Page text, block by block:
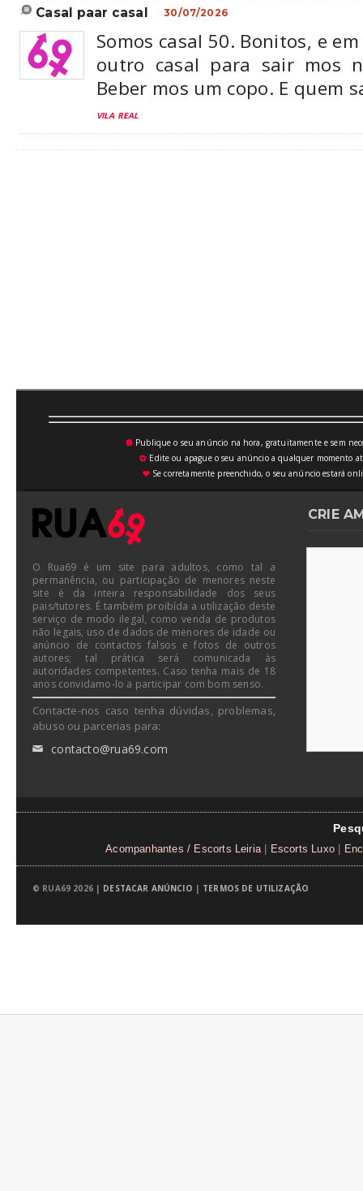
casal paar casal 30/07/2026
Somos casal 50. Bonitos, e
outro casal para sair mos
Beber mos um copo. E quem
VILA REAL
💥Publique o seu anúncio na hora, gratuitamente e sem
⚙ Edite ou apague o seu anúncio a qualquer momento
♥Se corretamente preenchido, o seu anúncio estará
O Rua69 é um site para adultos, como tal a
permanência, ou participação de menores neste
site é da inteira responsabilidade dos seus
pais/tutores. É também proibída a utilização deste
serviço de modo ilegal, como venda de produtos
não legais, uso de dados de menores de idade ou
anúncio de contactos falsos e fotos de outros
autores; tal prática será comunicada às
autoridades competentes. Caso tenha mais de 18
anos convidamo-lo a participar com bom senso.
Contacte-nos caso tenha dúvidas, problemas,
abuso ou parcerias para:
✉ contacto@rua69.com
CRIE
Acompanhantes / Escorts Leiria Escorts Luxo
© RUA69 2026 | DESTACAR ANÚNCIO | TERMOS DE UTILIZAÇÃO